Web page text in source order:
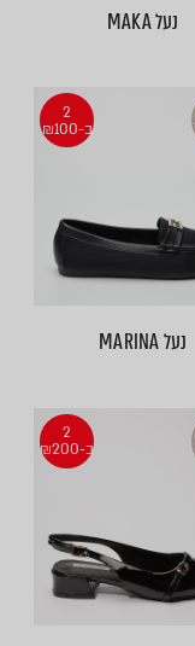
נעל MAKA
2
ב-₪100
נעל MARINA
2
ב-₪200